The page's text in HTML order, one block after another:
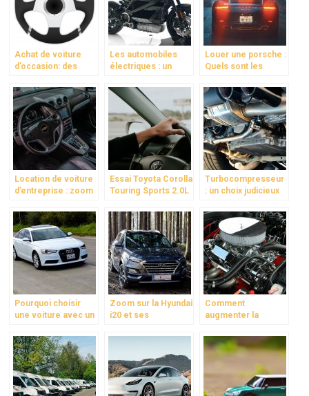
Achat de voiture
d’occasion: des
prudent!
Les automobiles
électriques : un
notre planète
Louer une porsche :
Quels sont les
Location de voiture
d’entreprise : zoom
Essai Toyota Corolla
Touring Sports 2.0L
volumineux et
consommation en
carburant
raisonnable
Turbocompresseur
: un choix judicieux
de vitesse
Pourquoi choisir
une voiture avec un
Zoom sur la Hyundai
i20 et ses
Comment
augmenter la
voiture ?